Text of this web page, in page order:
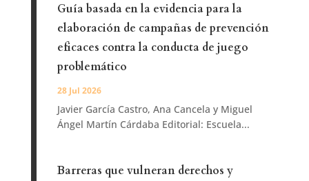
Guía basada en la evidencia para la
elaboración de campañas de prevención
eficaces contra la conducta de juego
problemático
28 Jul 2026
Javier García Castro, Ana Cancela y Miguel
Ángel Martín Cárdaba Editorial: Escuela...
Barreras que vulneran derechos y